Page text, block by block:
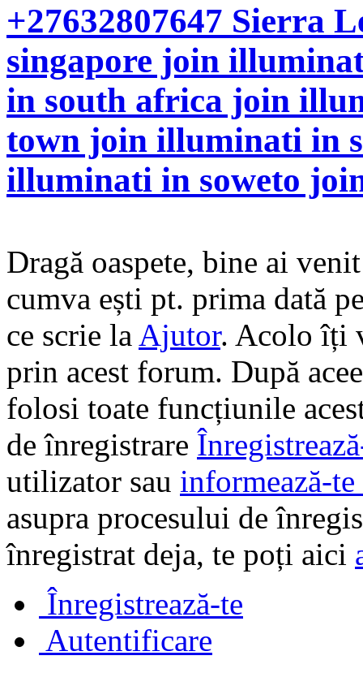
+27632807647 Sierra
singapore join
in south africa join
town join illuminati in
illuminati in soweto
Dragă oaspete, bine ai
cumva ești pt. prima dată
ce scrie la Ajutor. Acolo îți
prin acest forum. După
folosi toate funcțiunile
de înregistrare
utilizator sau informează-
asupra procesului de
înregistrat deja, te poți aici
Înregistrează-te
Autentificare